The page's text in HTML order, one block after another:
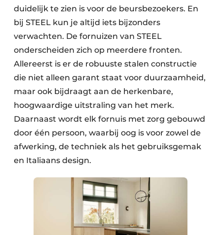
duidelijk te zien is voor de beursbezoekers. En
bij STEEL kun je altijd iets bijzonders
verwachten. De fornuizen van STEEL
onderscheiden zich op meerdere fronten.
Allereerst is er de robuuste stalen constructie
die niet alleen garant staat voor duurzaamheid,
maar ook bijdraagt aan de herkenbare,
hoogwaardige uitstraling van het merk.
Daarnaast wordt elk fornuis met zorg gebouwd
door één persoon, waarbij oog is voor zowel de
afwerking, de techniek als het gebruiksgemak
en Italiaans design.